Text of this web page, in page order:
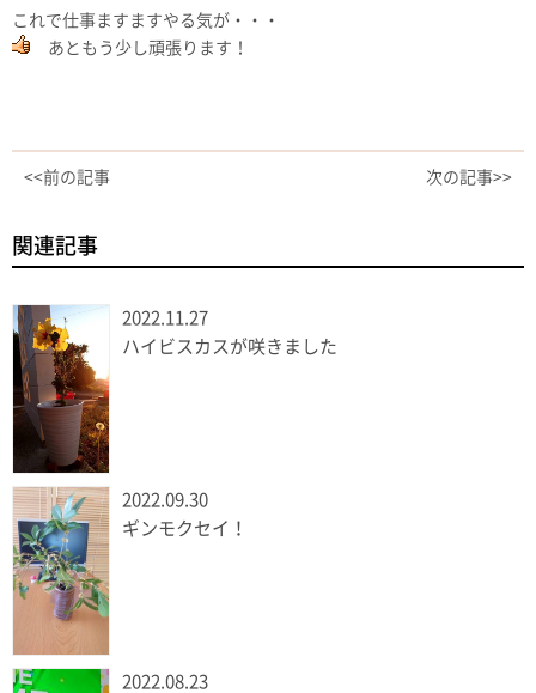
これで仕事ますますやる気が・・・
あともう少し頑張ります！
<<前の記事 次の記事>>
関連記事
2022.11.27
ハイビスカスが咲きました
2022.09.30
ギンモクセイ！
2022.08.23